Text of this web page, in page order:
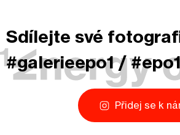
Sdílejte své
#galerieepo1 /
Přidej se k